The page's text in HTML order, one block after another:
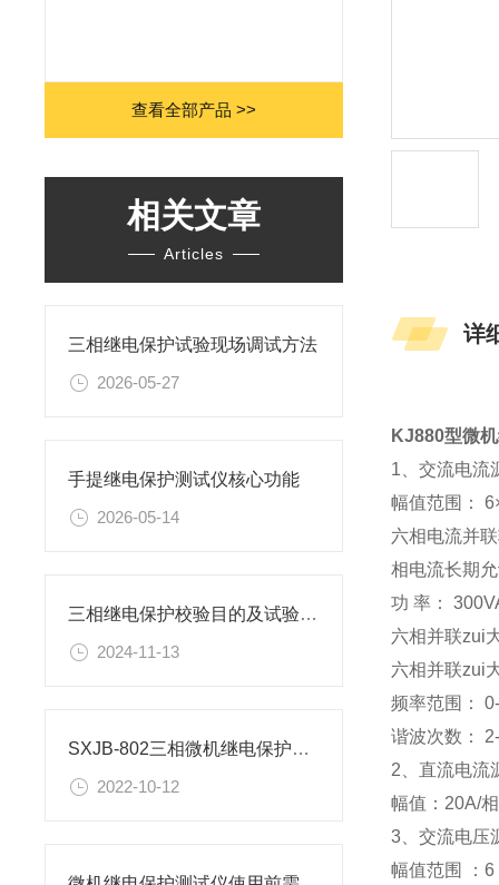
查看全部产品 >>
相关文章
Articles
三相继电保护试验现场调试方法
2026-05-27
手提继电保护测试仪核心功能
2026-05-14
三相继电保护校验目的及试验操作步骤
2024-11-13
SXJB-802三相微机继电保护测试仪的运用范围
2022-10-12
详
KJ880型微
1、交流电流
幅值范围：
六相电流并
相电流长期
功 率：
六相并联zui
六相并联zui
频率范围：
谐波次数：
2、直流电流
幅值：20A/
3、交流电压
幅值范围 ：